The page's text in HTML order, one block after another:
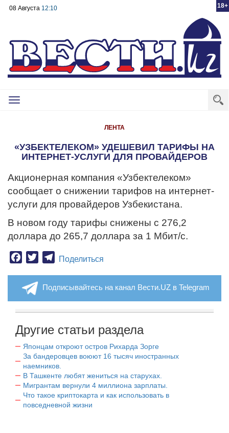
18+
08 Августа 12:10
Toggle
ЛЕНТА
«УЗБЕКТЕЛЕКОМ» УДЕШЕВИЛ ТАРИФЫ НА
ИНТЕРНЕТ-УСЛУГИ ДЛЯ ПРОВАЙДЕРОВ
Акционерная компания «Узбектелеком»
сообщает о снижении тарифов на интернет-
услуги для провайдеров Узбекистана.
В новом году тарифы снижены с 276,2
доллара до 265,7 доллара за 1 Мбит/с.
Facebook
TwitterTelegram
Поделиться
Подписывайтесь на канал Вести.UZ в Telegram
Другие статьи раздела
Японцам откроют остров Рихарда Зорге
За бандеровцев воюют 16 тысяч иностранных
наемников.
В Ташкенте любят жениться на старухах.
Мигрантам вернули 4 миллиона зарплаты.
Что такое криптокарта и как использовать в
повседневной жизни